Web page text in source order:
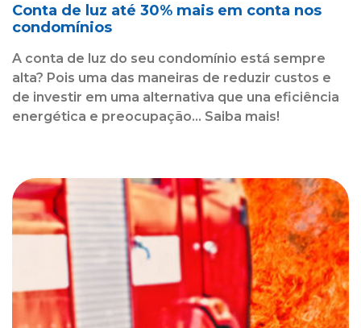
Conta de luz até 30% mais em conta nos
condomínios
A conta de luz do seu condomínio está sempre
alta? Pois uma das maneiras de reduzir custos e
de investir em uma alternativa que una eficiência
energética e preocupação... Saiba mais!